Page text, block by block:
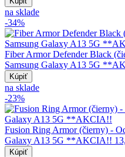
na sklade
-34%
Fiber Armor Defender Black
Samsung Galaxy A13 5G
Kúpiť
na sklade
-23%
Fusion Ring Armor (čierny) -
Galaxy A13 5G **AKCIA!!
Kúpiť